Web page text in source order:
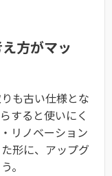
方がマッ
も古い仕様とな
すると使いにく
リノベーション
形に、アップグ
。